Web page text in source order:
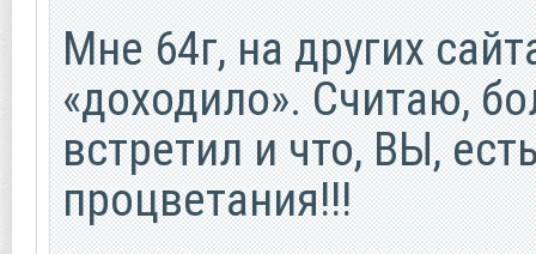
Мне 64г, на других
«доходило». Считаю,
встретил и что, ВЫ,
процветания!!!